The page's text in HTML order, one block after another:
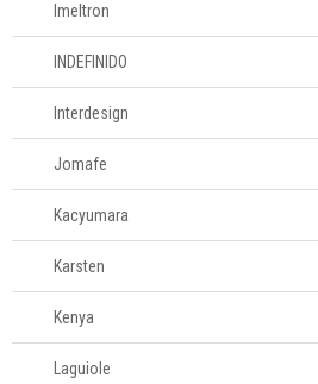
Imeltron
INDEFINIDO
Interdesign
Jomafe
Kacyumara
Karsten
Kenya
Laguiole